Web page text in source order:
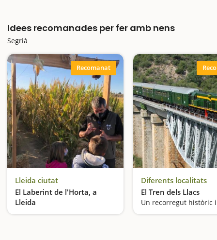
de la nostra propera escapada amb nens. Viatjarem a
les…
Idees recomanades per fer amb nens
Segrià
Recomanat
Lleida ciutat
El Laberint de l'Horta, a
Lleida
Enmig de camps de cultiu
Diferents localitats
El Tren dels Llacs